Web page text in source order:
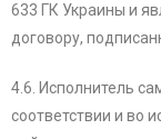
633 ГК Украины и
договору,
4.6. Исполнитель
соответствии и во